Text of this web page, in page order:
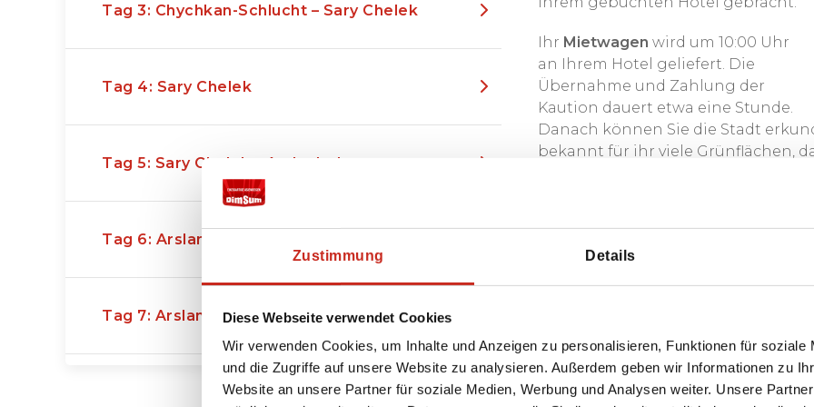
Zustimmung Details
Diese Webseite verwendet Cookies
Wir verwenden Cookies, um Inhalte und Anzeigen zu personalisieren, Funktionen für soziale
und die Zugriffe auf unsere Website zu analysieren. Außerdem geben wir Informationen zu
Website an unsere Partner für soziale Medien, Werbung und Analysen weiter. Unsere
größtenteils vonNomadenbewohnt, die im Sommer in ihren
lassen. Pferde sehen Sie überall, denn die Kirgisen können besser
In vielen Orten bieten wir
an, die Ihre Reise viel
umfassender machen – ganz nach unseren fünf Erlebniswelten:
Aktiv(Wandern und Radfahren),Roughfür alle, die es wünschen (off
the beaten track),Vertiefung (Zen, Slow Travel),
Meet a local
(persönliche Meet-a-Local-Aktivitäten) und genügend Genuss für
Foodies.
Änderungen in der Route und der Anzahl der Tage sind
selbstverständlich möglich. So ist es auch möglich, ein Auto mit
Ihre Reisepersönlich 100 % maßgeschneidert!
Tag 3: Chychkan-Schlucht – Sary Chelek
Tag 4: Sary Chelek
Tag 5: Sary Chelek – Arslanbob
Tag 6: Arslanbob
Tag 7: Arslanbob – Osh
Tag 8: Osh – Kazarman
Ihr Mietwagen wird um 10:00 Uhr
an Ihrem Hotel geliefert. Die
Übernahme und Zahlung der
Kaution dauert etwa eine Stunde.
Danach können Sie die Stadt
bekannt für ihr viele Grünflächen,
. Dies sind
spielen, verliebte Paare träumen,
Bewohner Schatten suchen und
Panfilov-Park ist voller
durch viele Skulpturen verschönert
Ein interessantes Relikt der
russische Kirchein der Jibek Jolu.